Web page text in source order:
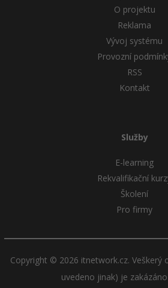
O projektu
Reklama
Vývoj systému
Provozní
RSS
Kontakt
Služby
E-learning
Rekvalifikační
Školení
Pro firmy
Copyright © 2026 itnetwork.cz. Veškerý
uvedeno jinak) je